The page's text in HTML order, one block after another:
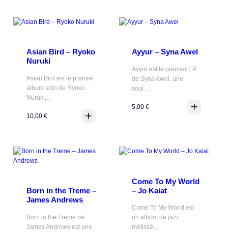
Asian Bird – Ryoko
Nuruki
Asian Bird est le premier
album solo de Ryoko
Nuruki,…
10,00 €
Ayyur – Syna Awel
Ayyur est le premier EP
de Syna Awel, une
soul…
5,00€
Born in the Treme –
James Andrews
Born in the Treme de
James Andrews est une
Come To My World
– Jo Kaiat
Come To My World est
un album de jazz
métissé…